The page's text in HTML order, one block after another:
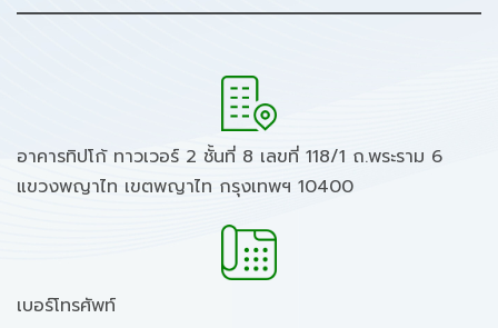
อาคารทิปโก้ ทาวเวอร์ 2 ชั้นที่ 8 เลขที่ 118/1 ถ.พระราม 6
แขวงพญาไท เขตพญาไท กรุงเทพฯ 10400
เบอร์โทรศัพท์